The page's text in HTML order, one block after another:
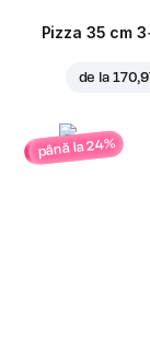
Pizza 35 cm
de la
până la 24%